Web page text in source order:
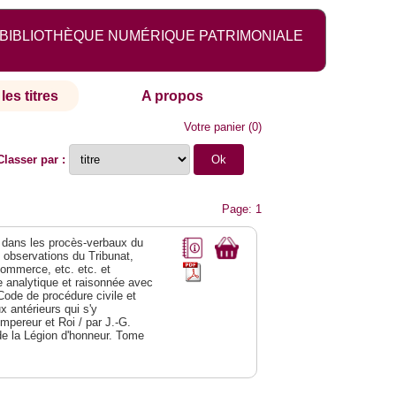
BIBLIOTHÈQUE NUMÉRIQUE PATRIMONIALE
titres A propos
Votre panier(0)
par :
Page: 1
les procès-verbaux du
du Tribunat,
etc. etc. et
analytique et raisonnée avec
de procédure civile et
antérieurs qui s'y
et Roi / par J.-G.
la Légion d'honneur. Tome